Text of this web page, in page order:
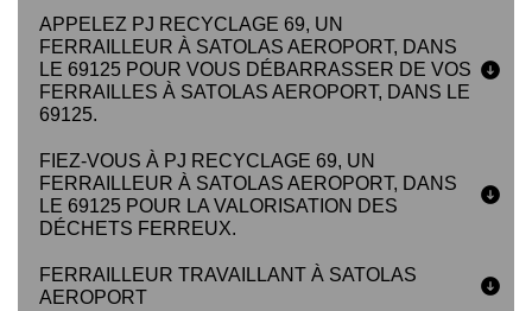
APPELEZ PJ RECYCLAGE 69, UN
FERRAILLEUR À SATOLAS AEROPORT, DANS
LE 69125 POUR VOUS DÉBARRASSER DE VOS
FERRAILLES À SATOLAS AEROPORT, DANS LE
69125.
FIEZ-VOUS À PJ RECYCLAGE 69, UN
FERRAILLEUR À SATOLAS AEROPORT, DANS
LE 69125 POUR LA VALORISATION DES
DÉCHETS FERREUX.
FERRAILLEUR TRAVAILLANT À SATOLAS
AEROPORT